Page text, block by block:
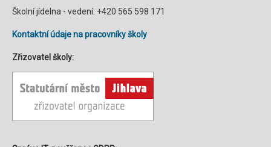
Školní jídelna - vedení: +420 565 598 171
Kontaktní údaje na pracovníky školy
Zřizovatel školy: